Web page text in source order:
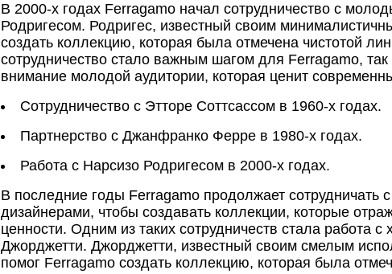
В 2000-х годах Ferragamo начал сотрудничество с
Родригесом. Родригес, известный своим
создать коллекцию, которая была отмечена чистотой
сотрудничество стало важным шагом для Ferragamo,
внимание молодой аудитории, которая ценит
Сотрудничество с Этторе Соттсассом в 1960-х годах.
Партнерство с Джанфранко Ферре в 1980-х годах.
Работа с Нарсизо Родригесом в 2000-х годах.
В последние годы Ferragamo продолжает сотрудничать
дизайнерами, чтобы создавать коллекции, которые
ценности. Одним из таких сотрудничеств стала работа
Джорджетти. Джорджетти, известный своим смелым
помог Ferragamo создать коллекцию, которая была